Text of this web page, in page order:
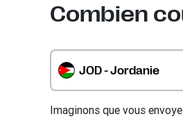
Combien
JOD - Jordanie
Imaginons que vous